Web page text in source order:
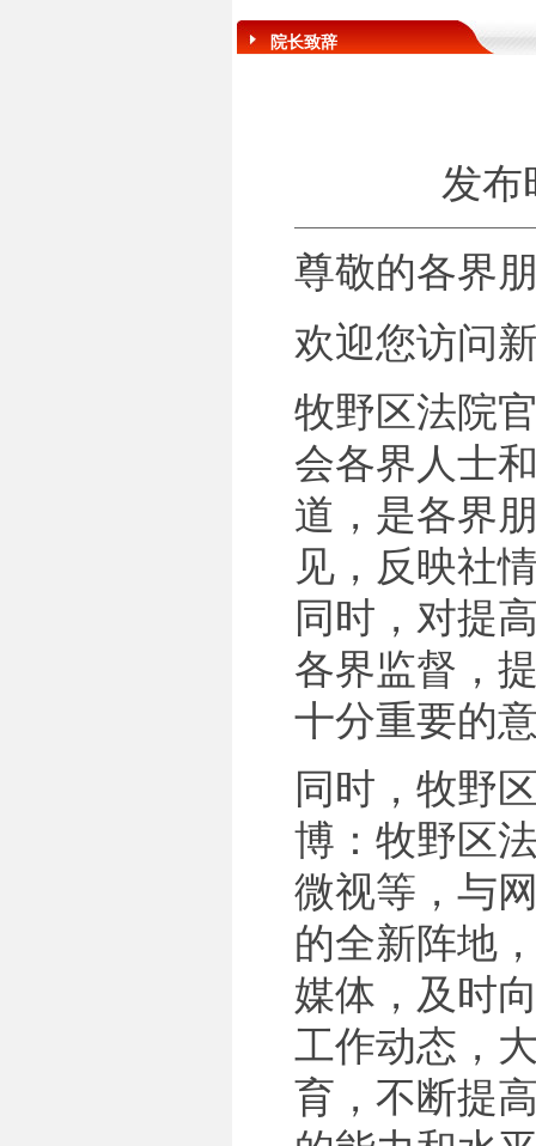
院长致辞
发布
尊敬的各界
欢迎您访问
牧野区法院
会各界人士
道，是各界
见，反映社
同时，对提
各界监督，
十分重要的
同时，牧野
博：牧野区
微视等，与
的全新阵地
媒体，及时
工作动态，
育，不断提